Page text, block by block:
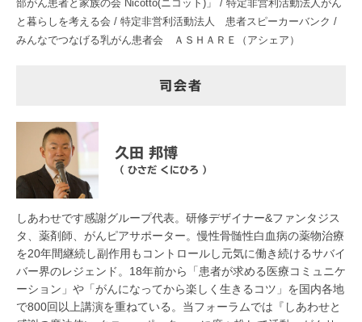
部がん患者と家族の会 Nicotto(ニコット)」 / 特定非営利活動法人がん
と暮らしを考える会 / 特定非営利活動法人 患者スピーカーバンク /
みんなでつなげる乳がん患者会 ＡＳＨＡＲＥ（アシェア）
司会者
久田 邦博
（ ひさだ くにひろ ）
しあわせです感謝グループ代表。研修デザイナー&ファンタジス
タ、薬剤師、がんピアサポーター。慢性骨髄性白血病の薬物治療
を20年間継続し副作用もコントロールし元気に働き続けるサバイ
バー界のレジェンド。18年前から「患者が求める医療コミュニケ
ーション」や「がんになってから楽しく生きるコツ」を国内各地
で800回以上講演を重ねている。当フォーラムでは『しあわせと